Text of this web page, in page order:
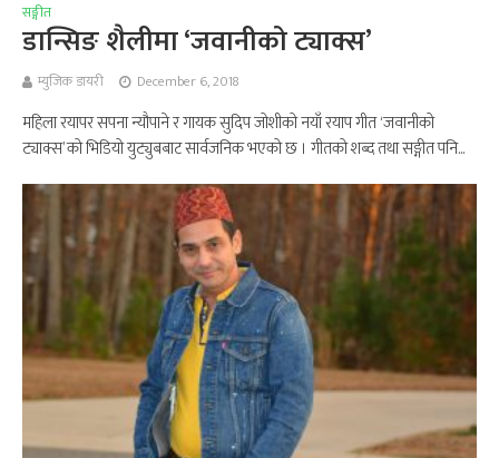
सङ्गीत
डान्सिङ शैलीमा ‘जवानीको ट्याक्स’
म्युजिक डायरी December 6, 2018
महिला रयापर सपना न्यौपाने र गायक सुदिप जोशीको नयाँ रयाप गीत ‘जवानीको
ट्याक्स’ को भिडियो युट्युबबाट सार्वजनिक भएको छ । गीतको शब्द तथा सङ्गीत पनि...